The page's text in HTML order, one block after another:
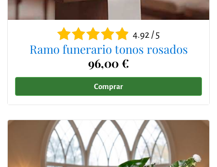
4.92 / 5
Ramo funerario tonos rosados
96,00 €
Comprar